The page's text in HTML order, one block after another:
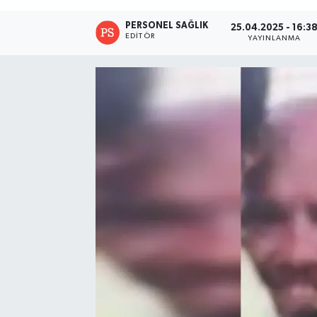
PERSONEL SAĞLIK
EDITÖR
25.04.2025 -
YAYINLANMA